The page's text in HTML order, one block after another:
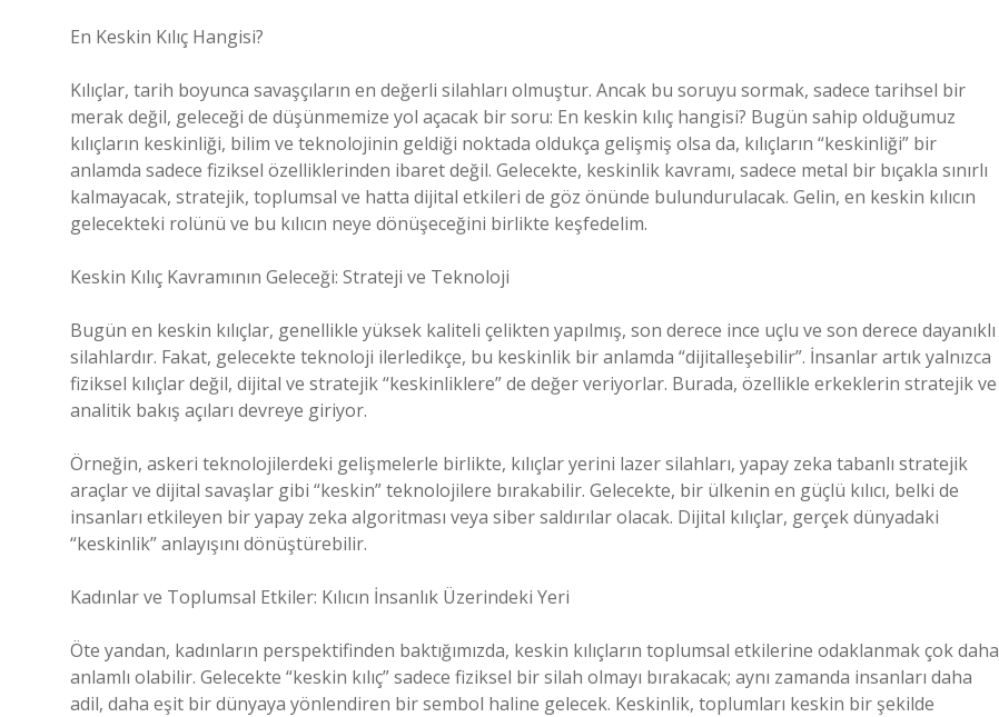
En Keskin Kılıç Hangisi?
Kılıçlar, tarih boyunca savaşçıların en değerli silahları olmuştur. Ancak bu soruyu sormak, sadece tarihsel bir
merak değil, geleceği de düşünmemize yol açacak bir soru: En keskin kılıç hangisi? Bugün sahip olduğumuz
kılıçların keskinliği, bilim ve teknolojinin geldiği noktada oldukça gelişmiş olsa da, kılıçların “keskinliği” bir
anlamda sadece fiziksel özelliklerinden ibaret değil. Gelecekte, keskinlik kavramı, sadece metal bir bıçakla sınırlı
kalmayacak, stratejik, toplumsal ve hatta dijital etkileri de göz önünde bulundurulacak. Gelin, en keskin kılıcın
gelecekteki rolünü ve bu kılıcın neye dönüşeceğini birlikte keşfedelim.
Keskin Kılıç Kavramının Geleceği: Strateji ve Teknoloji
Bugün en keskin kılıçlar, genellikle yüksek kaliteli çelikten yapılmış, son derece ince uçlu ve son derece dayanıklı
silahlardır. Fakat, gelecekte teknoloji ilerledikçe, bu keskinlik bir anlamda “dijitalleşebilir”. İnsanlar artık yalnızca
fiziksel kılıçlar değil, dijital ve stratejik “keskinliklere” de değer veriyorlar. Burada, özellikle erkeklerin stratejik ve
analitik bakış açıları devreye giriyor.
Örneğin, askeri teknolojilerdeki gelişmelerle birlikte, kılıçlar yerini lazer silahları, yapay zeka tabanlı stratejik
araçlar ve dijital savaşlar gibi “keskin” teknolojilere bırakabilir. Gelecekte, bir ülkenin en güçlü kılıcı, belki de
insanları etkileyen bir yapay zeka algoritması veya siber saldırılar olacak. Dijital kılıçlar, gerçek dünyadaki
“keskinlik” anlayışını dönüştürebilir.
Kadınlar ve Toplumsal Etkiler: Kılıcın İnsanlık Üzerindeki Yeri
Öte yandan, kadınların perspektifinden baktığımızda, keskin kılıçların toplumsal etkilerine odaklanmak çok daha
anlamlı olabilir. Gelecekte “keskin kılıç” sadece fiziksel bir silah olmayı bırakacak; aynı zamanda insanları daha
adil, daha eşit bir dünyaya yönlendiren bir sembol haline gelecek. Keskinlik, toplumları keskin bir şekilde